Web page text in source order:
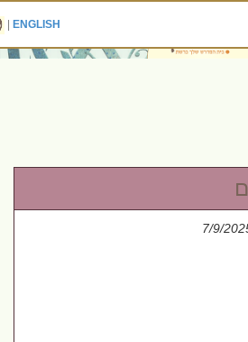
ENGLISH
|